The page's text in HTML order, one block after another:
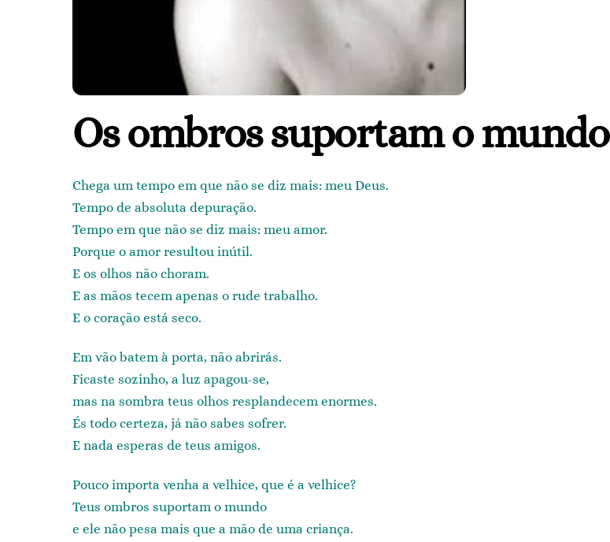
Os ombros suportam o mundo
Chega um tempo em que não se diz mais: meu Deus.
Tempo de absoluta depuração.
Tempo em que não se diz mais: meu amor.
Porque o amor resultou inútil.
E os olhos não choram.
E as mãos tecem apenas o rude trabalho.
E o coração está seco.
Em vão batem à porta, não abrirás.
Ficaste sozinho, a luz apagou-se,
mas na sombra teus olhos resplandecem enormes.
És todo certeza, já não sabes sofrer.
E nada esperas de teus amigos.
Pouco importa venha a velhice, que é a velhice?
Teus ombros suportam o mundo
e ele não pesa mais que a mão de uma criança.